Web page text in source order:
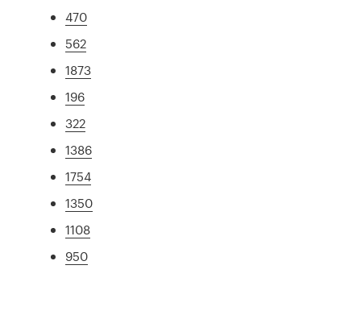
470
562
1873
196
322
1386
1754
1350
1108
950